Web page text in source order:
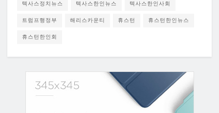
텍사스정치뉴스 텍사스한인뉴스 텍사스한인사회
트럼프행정부 해리스카운티 휴스턴 휴스턴한인뉴스
휴스턴한인회